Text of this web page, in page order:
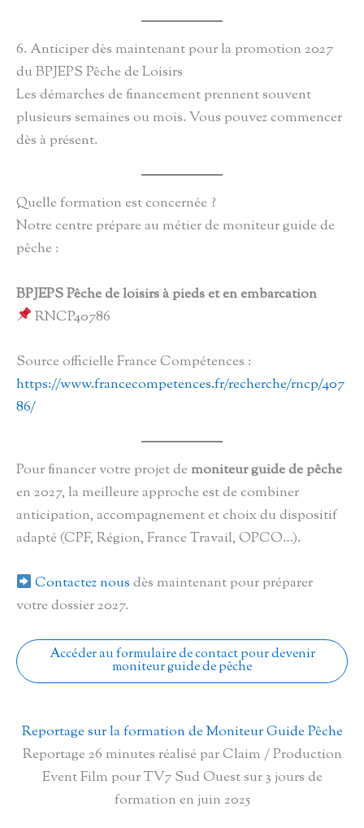
6. Anticiper dès maintenant pour la promotion 2027
du BPJEPS Pêche de Loisirs
Les démarches de financement prennent souvent
plusieurs semaines ou mois. Vous pouvez commencer
dès à présent.
Quelle formation est concernée ?
Notre centre prépare au métier de moniteur guide de
pêche :
BPJEPS Pêche de loisirs à pieds et en embarcation
RNCP40786
Source officielle France Compétences :
https://www.francecompetences.fr/recherche/rncp/407
86/
Pour financer votre projet de moniteur guide de pêche
en 2027, la meilleure approche est de combiner
anticipation, accompagnement et choix du dispositif
adapté (CPF, Région, France Travail, OPCO…).
Contactez nousdès maintenant pour préparer
votre dossier 2027.
Accéder au formulaire de contact pour devenir
moniteur guide de pêche
Reportage sur la formation de Moniteur Guide Pêche
Reportage 26 minutes réalisé par Claim / Production
Event Film pour TV7 Sud Ouest sur 3 jours de
formation en juin 2025